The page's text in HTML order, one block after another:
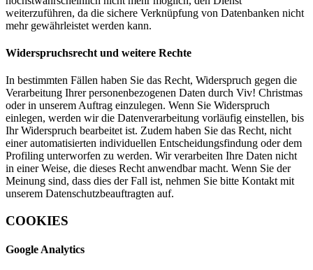
weiterzuführen, da die sichere Verknüpfung von Datenbanken nicht
mehr gewährleistet werden kann.
Widerspruchsrecht und weitere Rechte
In bestimmten Fällen haben Sie das Recht, Widerspruch gegen die
Verarbeitung Ihrer personenbezogenen Daten durch Viv! Christmas
oder in unserem Auftrag einzulegen. Wenn Sie Widerspruch
einlegen, werden wir die Datenverarbeitung vorläufig einstellen, bis
Ihr Widerspruch bearbeitet ist. Zudem haben Sie das Recht, nicht
einer automatisierten individuellen Entscheidungsfindung oder dem
Profiling unterworfen zu werden. Wir verarbeiten Ihre Daten nicht
in einer Weise, die dieses Recht anwendbar macht. Wenn Sie der
Meinung sind, dass dies der Fall ist, nehmen Sie bitte Kontakt mit
unserem Datenschutzbeauftragten auf.
COOKIES
Google Analytics